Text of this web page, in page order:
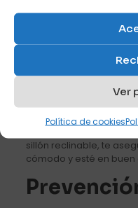
Ver
Política de cookies
y a mantenerlo con un
Cuidado colchón es
El polvo
reducir la vida útil de tu
el polvo se acumule,
de polvo. Puedes
para tapicerías para
sillón reclinable, te
cómodo y esté en